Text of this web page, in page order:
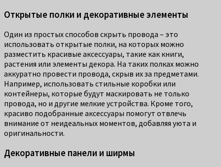
Открытые полки и декоративные элементы
Один из простых способов скрыть провода – это
использовать открытые полки, на которых можно
разместить красивые аксессуары, такие как книги,
растения или элементы декора. На таких полках можно
аккуратно провести провода, скрыв их за предметами.
Например, использовать стильные коробки или
контейнеры, которые будут маскировать не только
провода, но и другие мелкие устройства. Кроме того,
красиво подобранные аксессуары помогут отвлечь
внимание от неидеальных моментов, добавляя уюта и
оригинальности.
Декоративные панели и ширмы